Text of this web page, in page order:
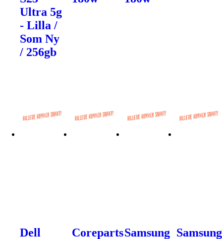
Ultra 5g
- Lilla /
Som Ny
/ 256gb
Dell CorepartsSamsung Samsung